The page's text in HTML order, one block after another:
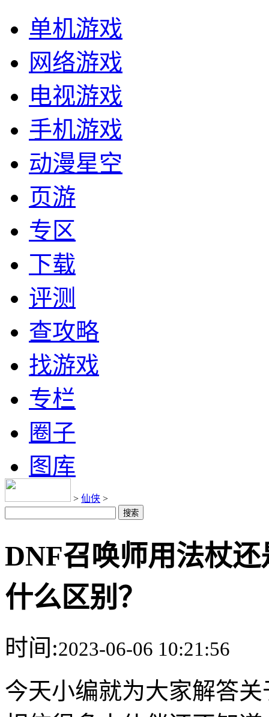
单机游戏
网络游戏
电视游戏
手机游戏
动漫星空
页游
专区
下载
评测
查攻略
找游戏
专栏
圈子
图库
> 仙侠 >
搜索
DNF召唤师用法杖
什么区别？
时间:2023-06-06 10:21:56
今天小编就为大家解答